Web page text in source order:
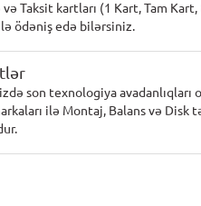
Taksit kartları (1 Kart, Tam
ödəniş edə bilərsiniz.
son texnologiya avadanlıqları
ilə Montaj, Balans və Disk